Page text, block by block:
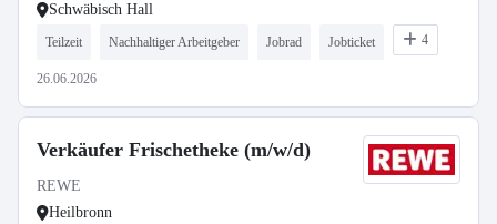
Schwäbisch Hall
Teilzeit Nachhaltiger Arbeitgeber Jobrad Jobticket 4
26.06.2026
Verkäufer Frischetheke (m/w/d)
REWE
Heilbronn